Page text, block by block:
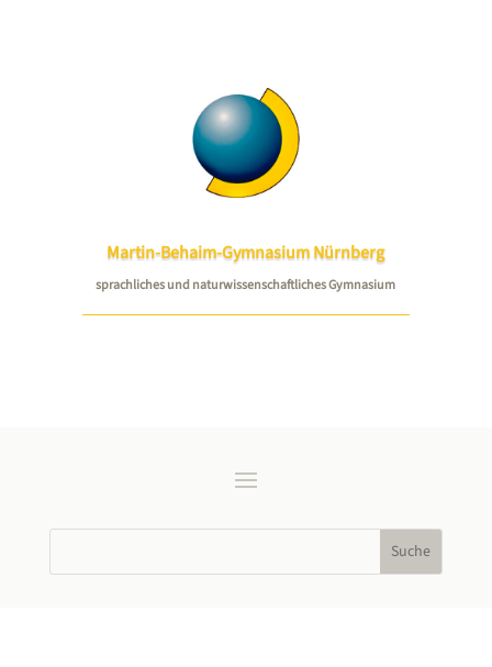
Martin-Behaim-Gymnasium Nürnberg
sprachliches und naturwissenschaftliches Gymnasium